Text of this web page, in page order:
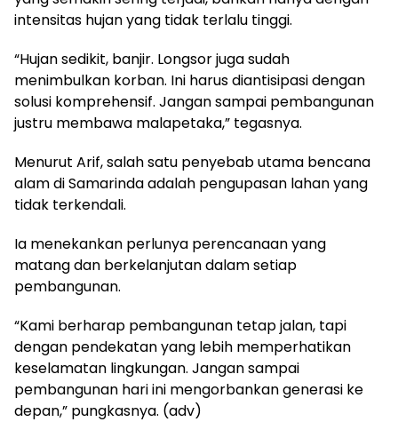
intensitas hujan yang tidak terlalu tinggi.
“Hujan sedikit, banjir. Longsor juga sudah
menimbulkan korban. Ini harus diantisipasi dengan
solusi komprehensif. Jangan sampai pembangunan
justru membawa malapetaka,” tegasnya.
Menurut Arif, salah satu penyebab utama bencana
alam di Samarinda adalah pengupasan lahan yang
tidak terkendali.
Ia menekankan perlunya perencanaan yang
matang dan berkelanjutan dalam setiap
pembangunan.
“Kami berharap pembangunan tetap jalan, tapi
dengan pendekatan yang lebih memperhatikan
keselamatan lingkungan. Jangan sampai
pembangunan hari ini mengorbankan generasi ke
depan,” pungkasnya. (adv)